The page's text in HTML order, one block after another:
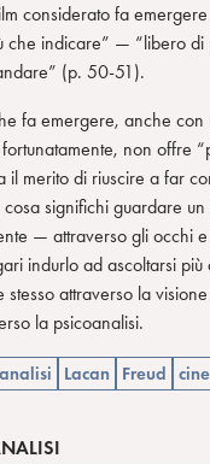
considerato fa
che indicare” — “libero
(p. 50-51).
fa emergere, anche
non offre
il merito di riuscire a far
cosa significhi guardare
— attraverso gli occhi
indurlo ad ascoltarsi
stesso attraverso la
la psicoanalisi.
Lacan Freud